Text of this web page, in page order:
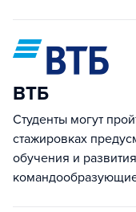
ВТБ
Студенты могут
стажировках
обучения и